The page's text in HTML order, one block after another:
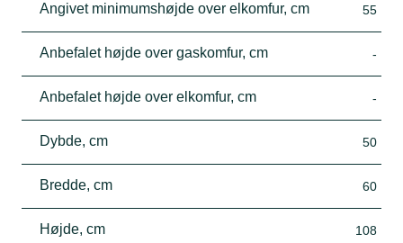
Angivet minimumshøjde over elkomfur, cm 55
Anbefalet højde over gaskomfur, cm -
Anbefalet højde over elkomfur, cm -
Dybde, cm 50
Bredde, cm 60
Højde, cm 108